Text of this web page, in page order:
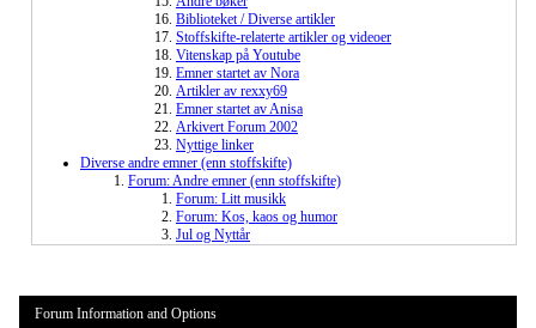
Biblioteket / Diverse artikler
Stoffskifte-relaterte artikler og videoer
Vitenskap på Youtube
Emner startet av Nora
Artikler av rexxy69
Emner startet av Anisa
Arkivert Forum 2002
Nyttige linker
Diverse andre emner (enn stoffskifte)
Forum: Andre emner (enn stoffskifte)
Forum: Litt musikk
Forum: Kos, kaos og humor
Jul og Nyttår
Forum Information and Options